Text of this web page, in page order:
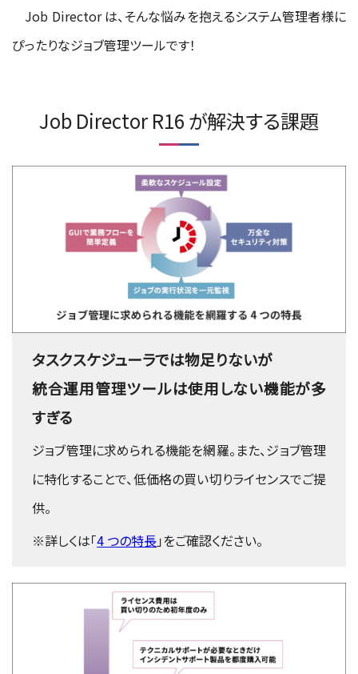
Job Director は、そんな悩みを抱えるシステム管理者様に
ぴったりなジョブ管理ツールです！
Job Director R16 が解決する課題
タスクスケジューラでは物足りないが
統合運用管理ツールは使用しない機能が多
すぎる
ジョブ管理に求められる機能を網羅。また、ジョブ管理
に特化することで、低価格の買い切りライセンスでご提
供。
※詳しくは「4 つの特長」をご確認ください。